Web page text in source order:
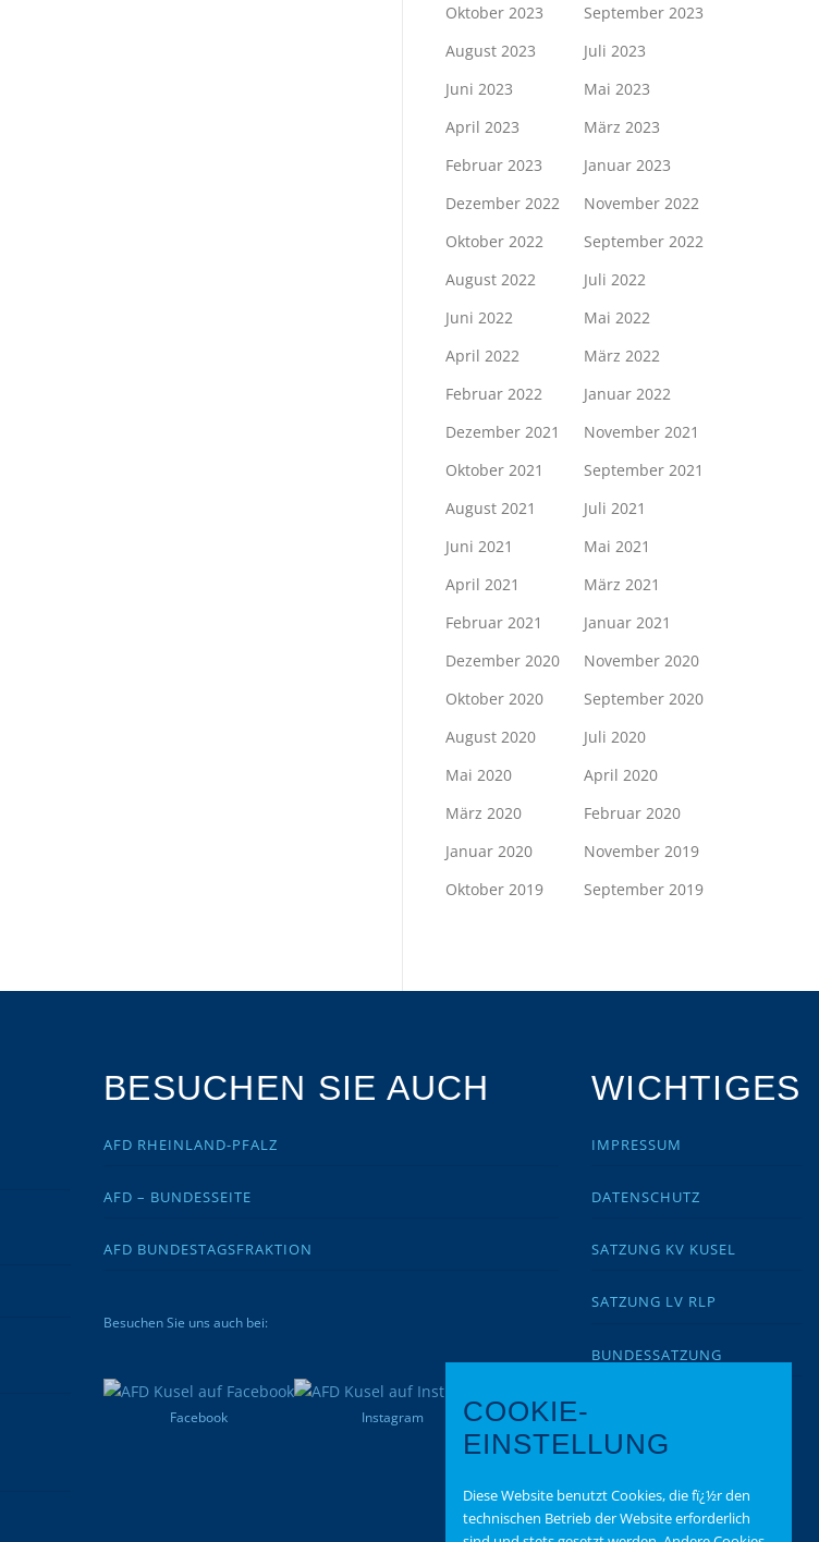
Oktober 2023
September 2023
August 2023
Juli 2023
Juni 2023
Mai 2023
April 2023
März 2023
Februar 2023
Januar 2023
Dezember 2022
November 2022
Oktober 2022
September 2022
August 2022
Juli 2022
Juni 2022
Mai 2022
April 2022
März 2022
Februar 2022
Januar 2022
Dezember 2021
November 2021
Oktober 2021
September 2021
August 2021
Juli 2021
Juni 2021
Mai 2021
April 2021
März 2021
Februar 2021
Januar 2021
Dezember 2020
November 2020
Oktober 2020
September 2020
August 2020
Juli 2020
Mai 2020
April 2020
März 2020
Februar 2020
Januar 2020
November 2019
Oktober 2019
September 2019
BESUCHEN SIE AUCH
AFD RHEINLAND-PFALZ
AFD – BUNDESSEITE
AFD BUNDESTAGSFRAKTION
Besuchen Sie uns auch bei:
Facebook Instagram
WICHTIGES
IMPRESSUM
DATENSCHUTZ
SATZUNG KV KUSEL
SATZUNG LV RLP
BUNDESSATZUNG
COOKIE-
EINSTELLUNG
Diese Website benutzt Cookies, die fï¿½r den
technischen Betrieb der Website erforderlich